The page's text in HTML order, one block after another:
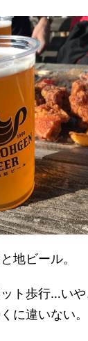
地ビール。
ト歩行…い
に違いない。